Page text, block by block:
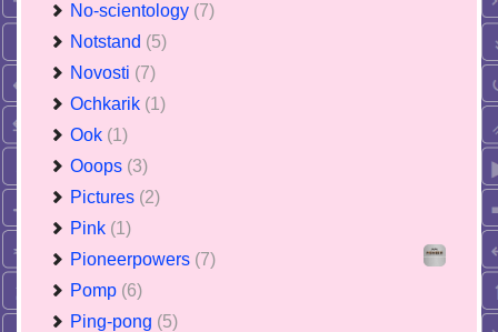
No-scientology (7)
Notstand (5)
Novosti (7)
Ochkarik (1)
Ook (1)
Ooops (3)
Pictures (2)
Pink (1)
Pioneerpowers (7)
Pomp (6)
Ping-pong (5)